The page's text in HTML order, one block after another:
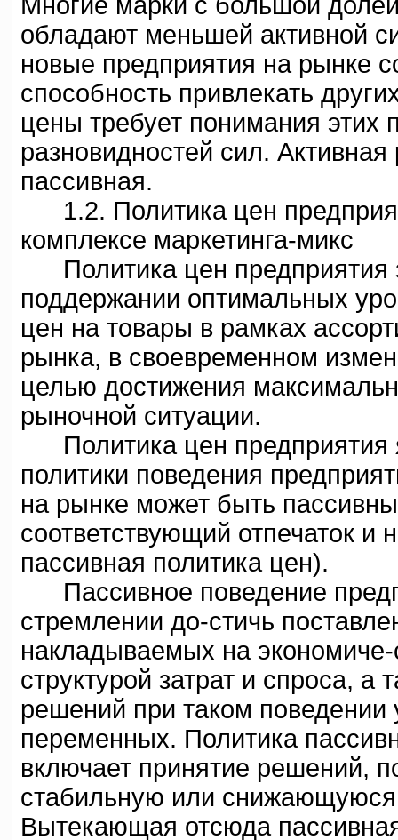
обладают меньшей активной
новые предприятия на рынке
способность привлекать
цены требует понимания
разновидностей сил.
пассивная.
1.2. Политика цен
комплексе маркетинга-микс
Политика цен предприятия
поддержании оптимальных
цен на товары в рамках
рынка, в своевременном
целью достижения
рыночной ситуации.
Политика цен предприятия
политики поведения
на рынке может быть
соответствующий отпечаток и
пассивная политика цен).
Пассивное поведение
стремлении до-стичь
накладываемых на
структурой затрат и спроса, а
решений при таком поведении
переменных. Политика
включает принятие решений,
стабильную или
Вытекающая отсюда